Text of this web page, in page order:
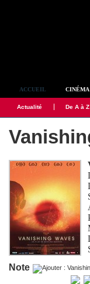
ACCUEIL CINÉMA
Actualité De A à Z
Note